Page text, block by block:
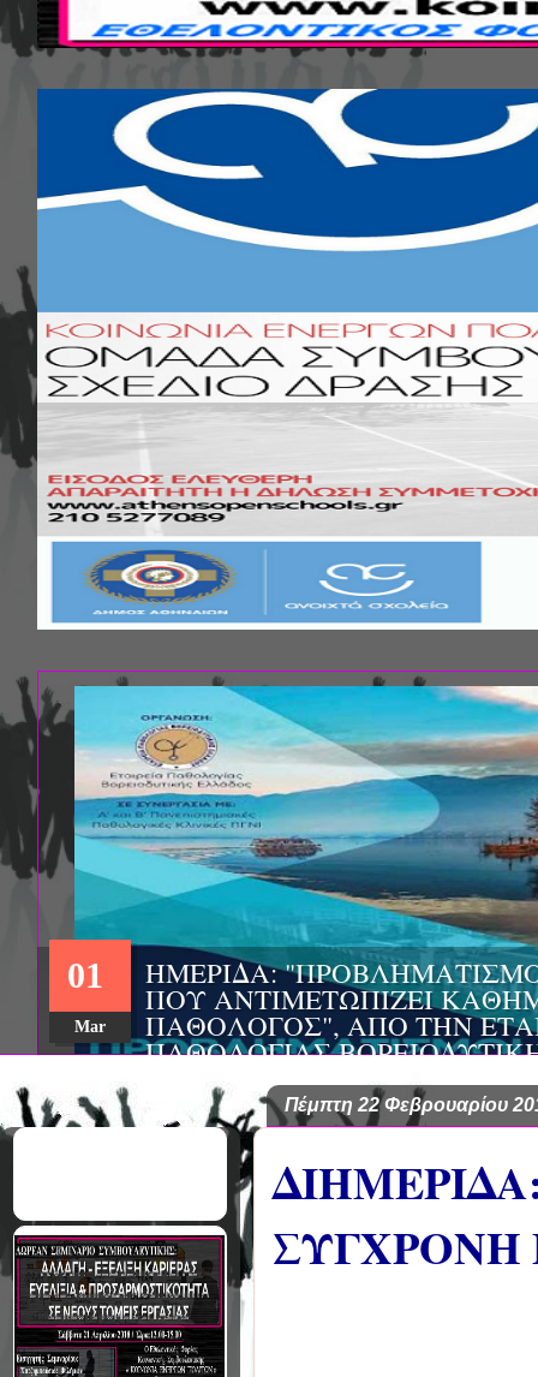
ΣΥΝΕΔΡΙΟ: «ΚΟΙΝΩΝΙΚΕΣ
ΦΡΟΝΤΙΔΑΣ», ΑΠΟ ΤΗΝ
ΨΥΧΙΑΤΡΙΚΗΣ Π.
EΥΡΩΠΑΪΚΟ ΔΙΚΤΥΟ
ΑSKLEPIOS
22
Aug
Πέμπτη 22 Φεβρουαρίου
ΣΥΓΧΡΟΝΗ